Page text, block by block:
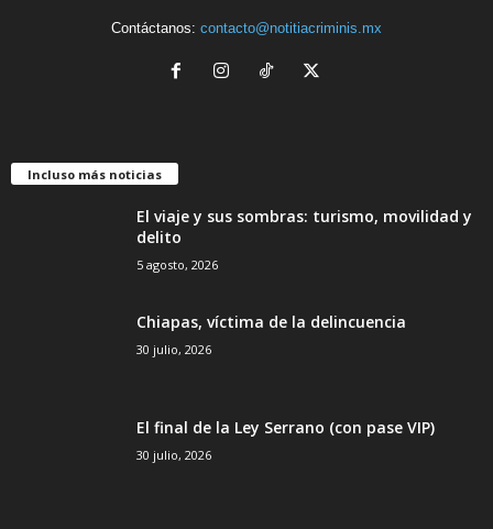
Contáctanos: contacto@notitiacriminis.mx
Incluso más noticias
El viaje y sus sombras: turismo, movilidad y
delito
5 agosto, 2026
Chiapas, víctima de la delincuencia
30 julio, 2026
El final de la Ley Serrano (con pase VIP)
30 julio, 2026